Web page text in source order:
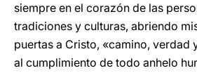
siempre en el corazón de las
tradiciones y culturas, abriendo
puertas a Cristo, «camino, verdad
al cumplimiento de todo anhelo